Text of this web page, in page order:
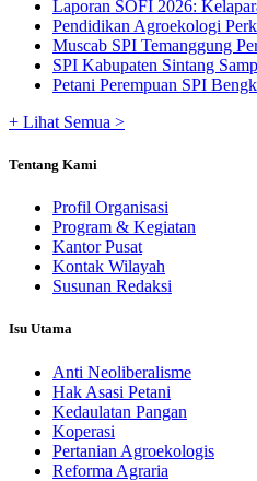
Laporan SOFI 2026:
Pendidikan Agroekologi
Muscab SPI Temanggung
SPI Kabupaten Sintang
Petani Perempuan SPI
+ Lihat Semua >
Tentang Kami
Profil Organisasi
Program & Kegiatan
Kantor Pusat
Kontak Wilayah
Susunan Redaksi
Isu Utama
Anti Neoliberalisme
Hak Asasi Petani
Kedaulatan Pangan
Koperasi
Pertanian Agroekologis
Reforma Agraria